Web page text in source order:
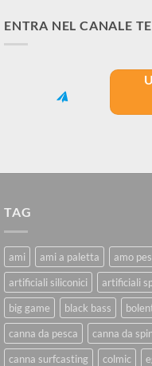
ENTRA NEL CANALE
TAG
ami ami a paletta amo
artificiali siliconici
artificiali
big game
black bass
canna da pesca
canna da
canna surfcasting
colmic